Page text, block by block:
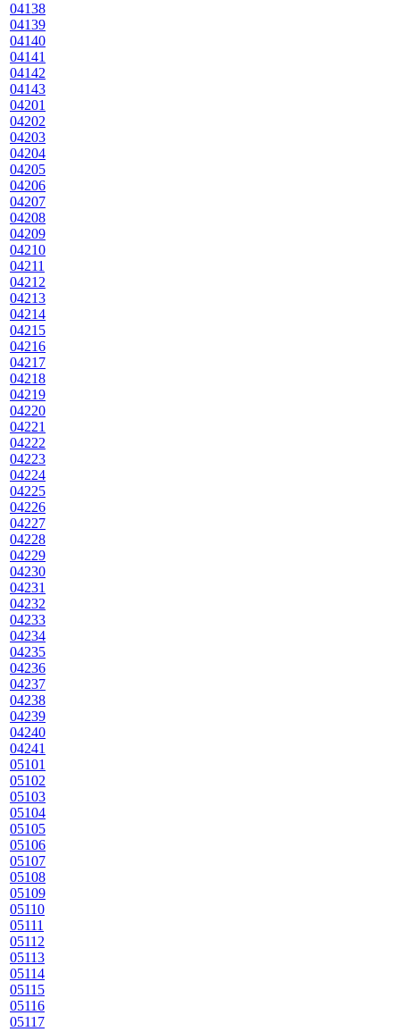
04138
04139
04140
04141
04142
04143
04201
04202
04203
04204
04205
04206
04207
04208
04209
04210
04211
04212
04213
04214
04215
04216
04217
04218
04219
04220
04221
04222
04223
04224
04225
04226
04227
04228
04229
04230
04231
04232
04233
04234
04235
04236
04237
04238
04239
04240
04241
05101
05102
05103
05104
05105
05106
05107
05108
05109
05110
05111
05112
05113
05114
05115
05116
05117